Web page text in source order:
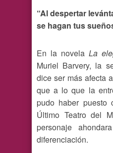
“Al despertar
se hagan tus
En la novela La
Muriel Barvery, la
dice ser más afecta
que a lo que la
pudo haber puesto
Último Teatro del
personaje
diferenciación.